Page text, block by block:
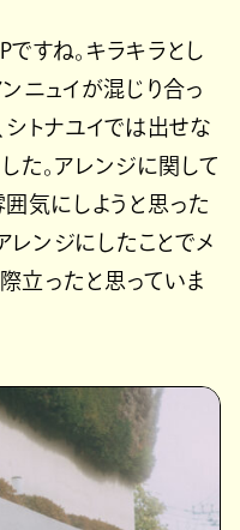
ですね。キラキラとし
ニュイが混じり合っ
トナユイでは出せな
た。アレンジに関して
気にしようと思った
レンジにしたことでメ
立ったと思っていま